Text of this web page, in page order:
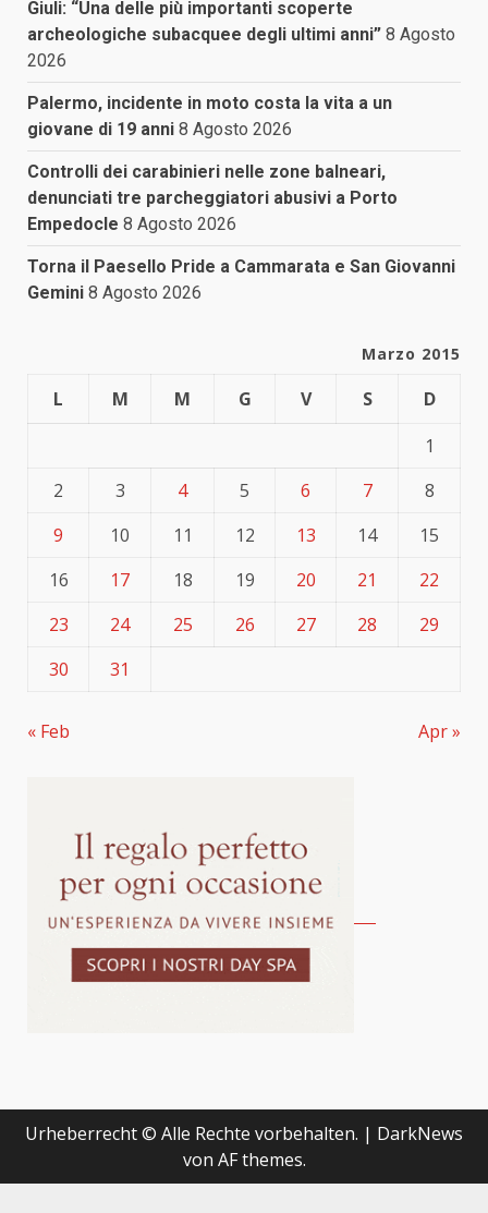
Giuli: “Una delle più importanti scoperte
archeologiche subacquee degli ultimi anni” 8 Agosto
2026
Palermo, incidente in moto costa la vita a un
giovane di 19 anni 8 Agosto 2026
Controlli dei carabinieri nelle zone balneari,
denunciati tre parcheggiatori abusivi a Porto
Empedocle 8 Agosto 2026
Torna il Paesello Pride a Cammarata e San Giovanni
Gemini 8 Agosto 2026
Marzo 2015
L M M G V S
D
1
2
3 4 5 6 7
8
9
10 11 12 13 14
15
16
17 18 19 20 21
22
23
24 25 26 27 28
29
30
31
« Feb Apr »
Urheberrecht © Alle Rechte vorbehalten. | DarkNews
von AF themes.